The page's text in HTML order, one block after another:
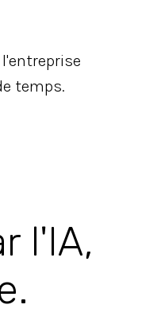
temps.
l'IA,